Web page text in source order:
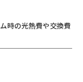
時の光熱費や交換費